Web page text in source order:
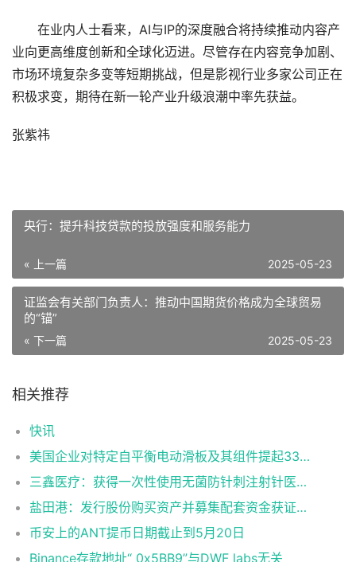
在业内人士看来，AI与IP的深度融合将持续推动内容产
业向更高维度创新和全球化迈进。尽管存在内容竞争加剧、
市场环境复杂多变等短期挑战，但是影视行业多家公司正在
积极求变，期待在新一轮产业升级浪潮中率先获益。
张紫祎
央行：提升科技贷款的投放强度和服务能力
« 上一篇 2025-05-23
证监会有关部门负责人：推动中国期货价格成为全球贸易
的“锚”
« 下一篇 2025-05-23
相关推荐
快讯
美国企业对特定自平衡电动滑板及其组件提起337调查申请
三鑫医疗：获得一次性使用无菌防针刺注射针医疗器械注册证
盐田港：发行股份购买资产并募集配套资金获证监会同意注册批复
币安上的ANT提币日期截止到5月20日
Binance存款地址“ 0x5BB9”与DWF labs无关